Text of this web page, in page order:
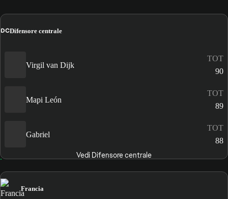
DCDifensore centrale
Virgil van Dijk
TOT
90
Mapi León
TOT
89
Gabriel
TOT
88
Vedi Difensore centrale
Francia